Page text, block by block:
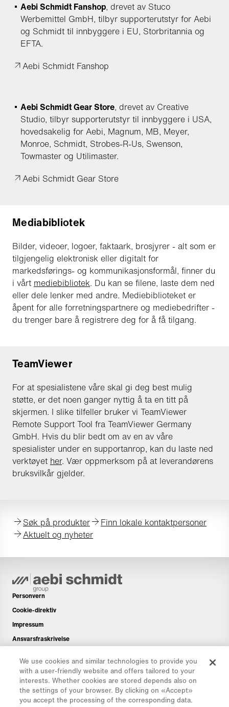
Aebi Schmidt Fanshop, drevet av Stuco
Werbemittel GmbH, tilbyr supporterutstyr for Aebi
og Schmidt til innbyggere i EU, Storbritannia og
EFTA.
Aebi Schmidt Fanshop
Aebi Schmidt Gear Store, drevet av Creative
Studio, tilbyr supporterutstyr til innbyggere i USA,
hovedsakelig for Aebi, Magnum, MB, Meyer,
Monroe, Schmidt, Strobes-R-Us, Swenson,
Towmaster og Utilimaster.
Aebi Schmidt Gear Store
Mediabibliotek
Bilder, videoer, logoer, faktaark, brosjyrer - alt som er
tilgjengelig elektronisk eller digitalt for
markedsførings- og kommunikasjonsformål, finner du
i vårt mediebibliotek. Du kan se filene, laste dem ned
eller dele lenker med andre. Mediebiblioteket er
åpent for alle forretningspartnere og mediebedrifter -
du trenger bare å registrere deg for å få tilgang.
TeamViewer
For at spesialistene våre skal gi deg best mulig
støtte, er det noen ganger nyttig å ta en titt på
skjermen. I slike tilfeller bruker vi TeamViewer
Remote Support Tool fra TeamViewer Germany
GmbH. Hvis du blir bedt om av en av våre
spesialister under en supportanrop, kan du laste ned
verktøyet her. Vær oppmerksom på at leverandørens
bruksvilkår gjelder.
Søk på produkter
Finn lokale kontaktpersoner
Aktuelt og nyheter
Personvern
Cookie-direktiv
Impressum
Ansvarsfraskrivelse
Reservedeler
Nedlastningsområde
CO₂-kalkulator
We use cookies and similar technologies to provide you
with a user-friendly website and offers tailored to your
interests. Whether cookies are stored depends also on
the settings of your browser. By clicking on «Accept»
you accept the processing of the corresponding data.